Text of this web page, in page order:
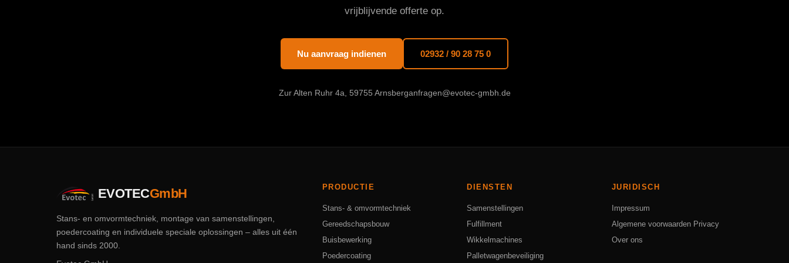
vrijblijvende offerte op.
Nu aanvraag indienen 02932 / 90 28 75 0
Zur Alten Ruhr 4a, 59755 Arnsberganfragen@evotec-gmbh.de
EVOTECGmbH
Stans- en omvormtechniek, montage van samenstellingen,
poedercoating en individuele speciale oplossingen – alles uit één
hand sinds 2000.
PRODUCTIE
Stans- & omvormtechniek
Gereedschapsbouw
Buisbewerking
Poedercoating
DIENSTEN
Samenstellingen
Fulfillment
Wikkelmachines
Palletwagenbeveiliging
JURIDISCH
Impressum
Algemene voorwaarden Privacy
Over ons